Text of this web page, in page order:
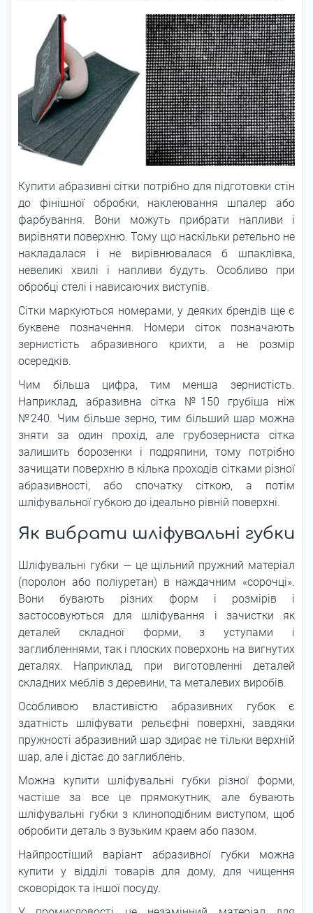
Купити абразивні сітки потрібно для підготовки стін
до фінішної обробки, наклеювання шпалер або
фарбування. Вони можуть прибрати напливи і
вирівняти поверхню. Тому що наскільки ретельно не
накладалася і не вирівнювалася б шпаклівка,
невеликі хвилі і напливи будуть. Особливо при
обробці стелі і нависаючих виступів.
Сітки маркуються номерами, у деяких брендів ще є
буквене позначення. Номери сіток позначають
зернистість абразивного крихти, а не розмір
осередків.
Чим більша цифра, тим менша зернистість.
Наприклад, абразивна сітка №150 грубіша ніж
№240. Чим більше зерно, тим більший шар можна
зняти за один прохід, але грубозерниста сітка
залишить борозенки і подряпини, тому потрібно
зачищати поверхню в кілька проходів сітками різної
абразивності, або спочатку сіткою, а потім
шліфувальної губкою до ідеально рівній поверхні.
Як вибрати шліфувальні губки
Шліфувальні губки — це щільний пружний матеріал
(поролон або поліуретан) в наждачним «сорочці».
Вони бувають різних форм і розмірів і
застосовуються для шліфування і зачистки як
деталей складної форми, з уступами і
заглибленнями, так і плоских поверхонь на вигнутих
деталях. Наприклад, при виготовленні деталей
складних меблів з деревини, та металевих виробів.
Особливою властивістю абразивних губок є
здатність шліфувати рельєфні поверхні, завдяки
пружності абразивний шар здирає не тільки верхній
шар, але і дістає до заглиблень.
Можна купити шліфувальні губки різної форми,
частіше за все це прямокутник, але бувають
шліфувальні губки з клиноподібним виступом, щоб
обробити деталь з вузьким краем або пазом.
Найпростіший варіант абразивної губки можна
купити у відділі товарів для дому, для чищення
сковорідок та іншої посуду.